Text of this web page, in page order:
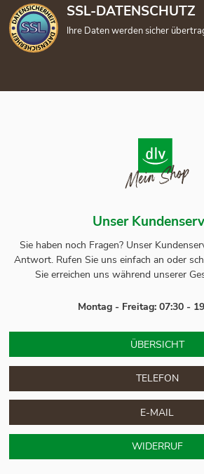
SSL-DATENSCHUTZ
Ihre Daten werden sicher
Unser
Sie haben noch Fragen? Unser
Antwort. Rufen Sie uns einfach an oder
Sie erreichen uns während unserer
Montag - Freitag: 07:30 -
ÜBERSICHT
TELEFON
E-MAIL
WIDERRUF